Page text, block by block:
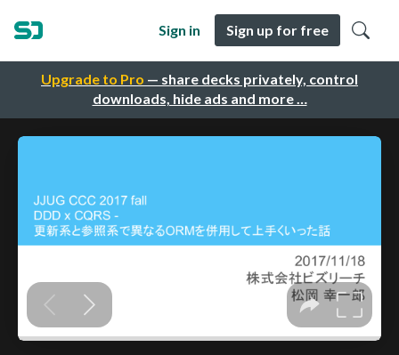
Upgrade to Pro — share decks privately, control
downloads, hide ads and more …
Sign in Sign up for free